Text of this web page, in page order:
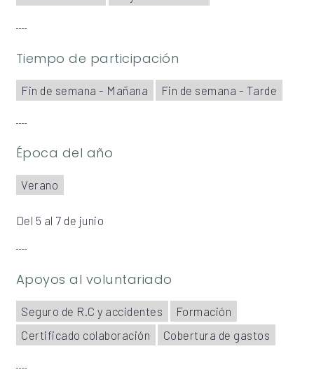
Tiempo de participación
Fin de semana - Mañana Fin de semana - Tarde
Época del año
Verano
Del 5 al 7 de junio
Apoyos al voluntariado
Seguro de R.C y accidentes
Formación
Certificado colaboración
Cobertura de gastos